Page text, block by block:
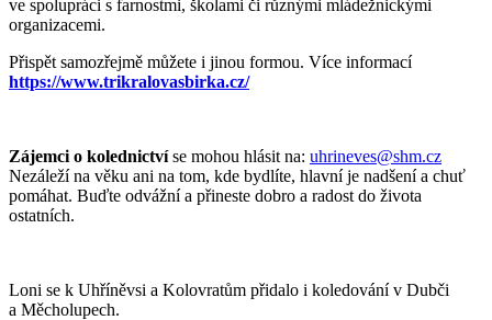
ve spolupráci s farnostmi, školami či různými mládežnickými
organizacemi.
Přispět samozřejmě můžete i jinou formou. Více informací
https://www.trikralovasbirka.cz/
Zájemci o kolednictvíse mohou hlásit na: uhrineves@shm.cz
Nezáleží na věku ani na tom, kde bydlíte, hlavní je nadšení a chuť
pomáhat. Buďte odvážní a přineste dobro a radost do života
ostatních.
Loni se k Uhříněvsi a Kolovratům přidalo i koledování v Dubči
a Měcholupech.